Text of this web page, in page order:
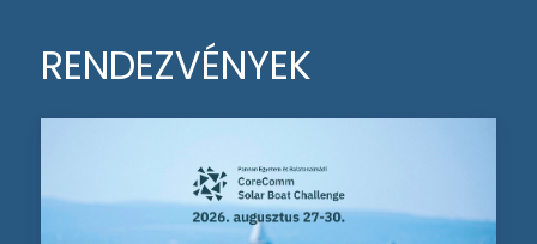
RENDEZVÉNYEK